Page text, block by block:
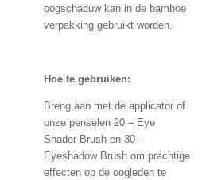
oogschaduw kan in de bamboe
verpakking gebruikt worden.
Hoe te gebruiken:
Breng aan met de applicator of
onze penselen 20 – Eye
Shader Brush en 30 –
Eyeshadow Brush om prachtige
effecten op de oogleden te